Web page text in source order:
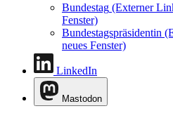
Bundestag (Externer
Fenster)
Bundestagspräsidentin
neues Fenster)
LinkedIn
Mastodon